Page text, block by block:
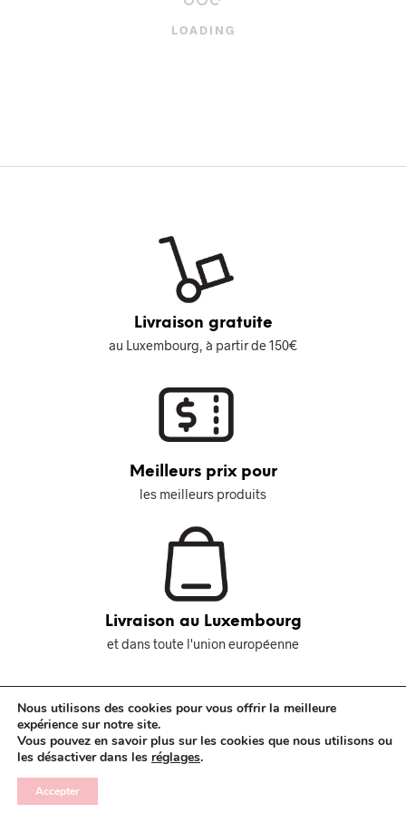
au Luxembourg, à partir de 150€
les meilleurs produits
et dans toute l'union européenne
Mentions légales CGV Contact
Moyen de paiement
Nous utilisons des cookies pour vous offrir la meilleure
expérience sur notre site.
Vous pouvez en savoir plus sur les cookies que nous utilisons ou
les désactiver dans les réglages.
Accepter